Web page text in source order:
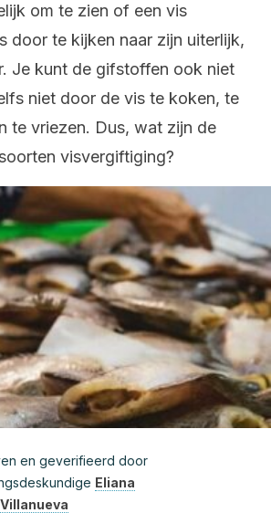
om te zien of een vis
door te kijken naar zijn uiterlijk,
Je kunt de gifstoffen ook niet
niet door de vis te koken, te
te vriezen. Dus, wat zijn de
visvergiftiging?
en geverifieerd door
Eliana